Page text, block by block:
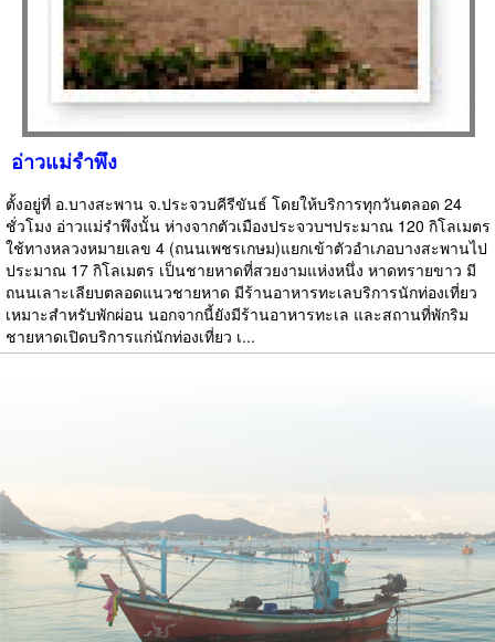
อ่าวแม่รำพึง
ตั้งอยู่ที่ อ.บางสะพาน จ.ประจวบคีรีขันธ์ โดยให้บริการทุกวันตลอด 24
ชั่วโมง อ่าวแม่รำพึงนั้น ห่างจากตัวเมืองประจวบฯประมาณ 120 กิโลเมตร
ใช้ทางหลวงหมายเลข 4 (ถนนเพชรเกษม)แยกเข้าตัวอำเภอบางสะพานไป
ประมาณ 17 กิโลเมตร เป็นชายหาดที่สวยงามแห่งหนึ่ง หาดทรายขาว มี
ถนนเลาะเลียบตลอดแนวชายหาด มีร้านอาหารทะเลบริการนักท่องเที่ยว
เหมาะสำหรับพักผ่อน นอกจากนี้ยังมีร้านอาหารทะเล และสถานที่พักริม
ชายหาดเปิดบริการแก่นักท่องเที่ยว เ...